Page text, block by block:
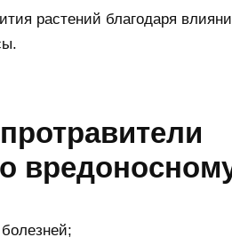
растений благодаря